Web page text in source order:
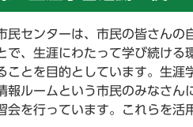
民センターは、市民の皆さんの
で、生涯にわたって学び続ける
ことを目的としています。生
報ルームという市民のみなさ
会を行っています。これらを活